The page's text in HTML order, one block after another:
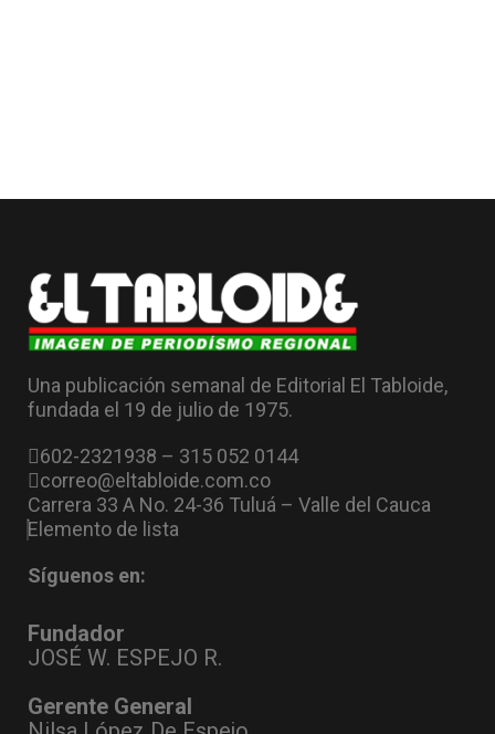
Una publicación semanal de Editorial El Tabloide,
fundada el 19 de julio de 1975.
602-2321938 – 315 052 0144
correo@eltabloide.com.co
Carrera 33 A No. 24-36 Tuluá – Valle del Cauca
Elemento de lista
Síguenos en:
Fundador
JOSÉ W. ESPEJO R.
Gerente General